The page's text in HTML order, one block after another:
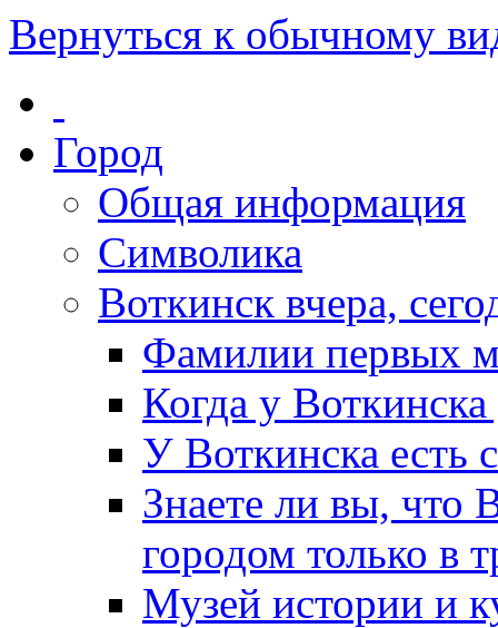
Вернуться к обычному
Город
Общая информация
Символика
Воткинск вчера,
Фамилии первых
Когда у
У Воткинска есть
Знаете ли вы, что
городом только в
Музей истории и